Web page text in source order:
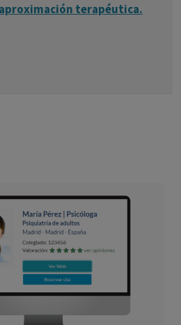
aproximación terapéutica.